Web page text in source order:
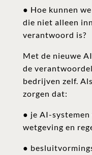
● Hoe kunnen
die niet alleen
verantwoord is?
Met de nieuwe
de
bedrijven zelf.
zorgen dat:
● je AI-systemen
wetgeving en
●